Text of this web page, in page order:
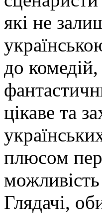
які не
до
цікаве та
плюсом
Глядачі,